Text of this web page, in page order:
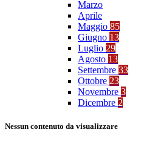
Marzo
Aprile
Maggio 85
Giugno 13
Luglio 29
Agosto 13
Settembre 33
Ottobre 23
Novembre 3
Dicembre 2
Nessun contenuto da visualizzare